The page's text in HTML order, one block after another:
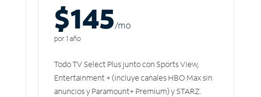
$145/mo
por 1 año
Todo TV Select Plus junto con Sports View,
Entertainment + (incluye canales HBO Max sin
anuncios y Paramount+ Premium) y STARZ.